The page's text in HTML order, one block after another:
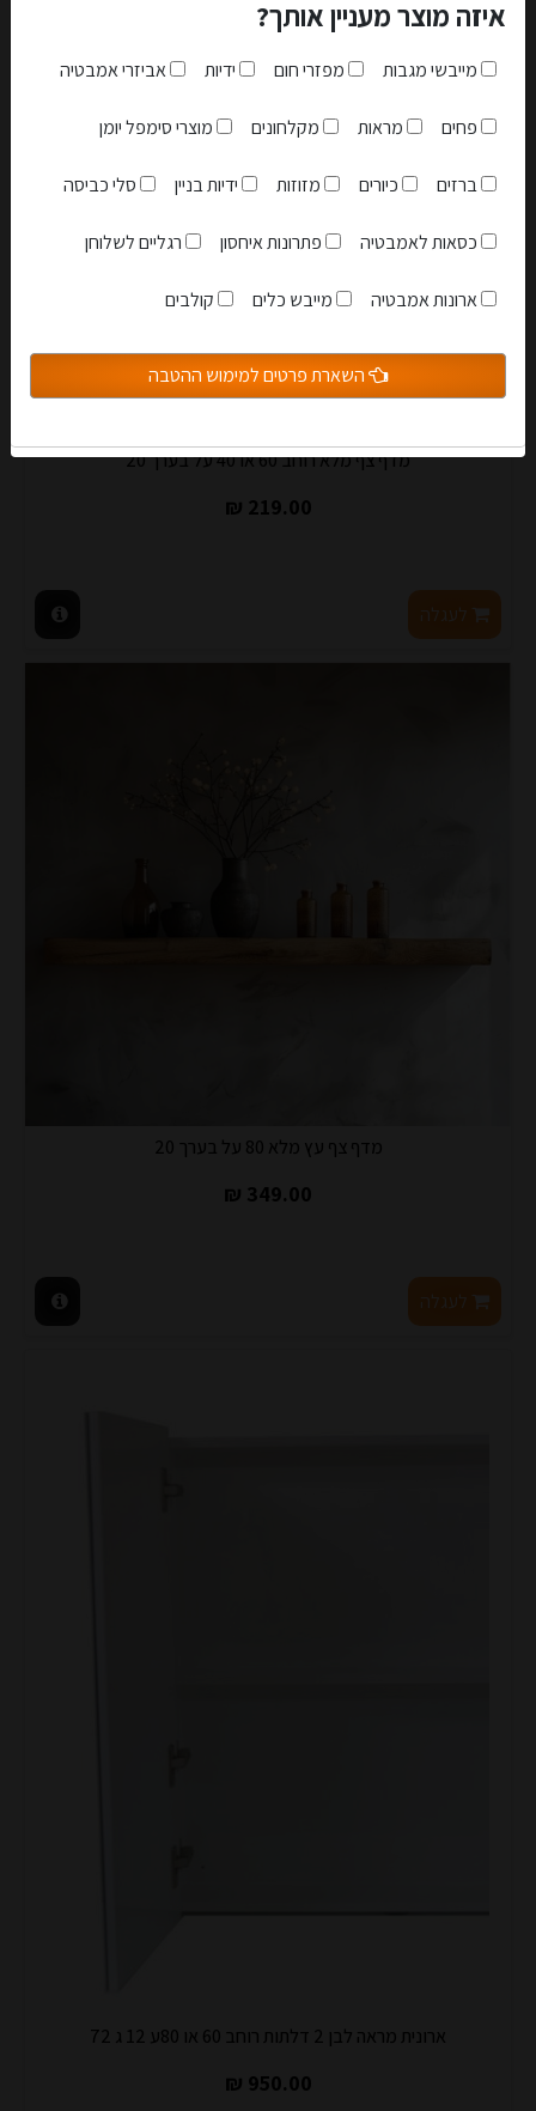
מדף צף מלא רוחב 60 או 40 על בערך 20
219.00 ₪
לעגלה
מדף צף עץ מלא 80 על בערך 20
349.00 ₪
לעגלה
ארונית מראה לבן 2 דלתות רוחב 60 או 80ע 12 ג 72
950.00 ₪
אני מאשר שקראתי והבנתי אתתקנון האתר
הצטרפות למועדון
איזה מוצר מעניין אותך?
מייבשי מגבות מפזרי חום ידיות אביזרי אמבטיה
פחים מראות מקלחונים מוצרי סימפל יומן
ברזים כיורים מזוזות ידיות בניין סלי כביסה
כסאות לאמבטיה פתרונות איחסון רגליים לשלוחן
ארונות אמבטיה מייבש כלים קולבים
השארת פרטים למימוש ההטבה